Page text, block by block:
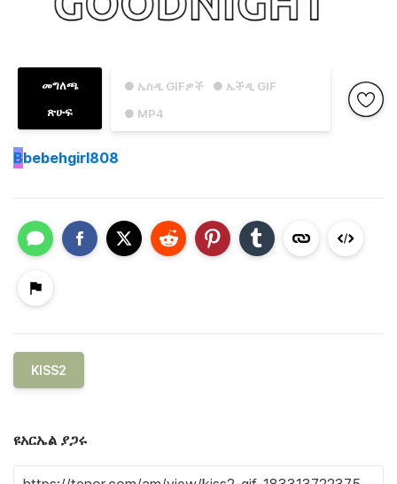
● ኤስዲ GIFዎች
● ኤችዲ GIF
● MP4
መግለጫ
ጽሁፍ
Bbebehgirl808
KISS2
ዩአርኤል ያጋሩ